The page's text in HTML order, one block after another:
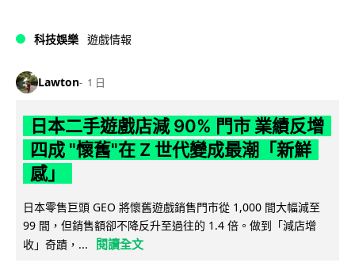
科技娛樂 遊戲情報
Lawton 1 日
日本二手遊戲店減 90% 門市 業績反增
四成 "懷舊"在 Z 世代變成最潮「新鮮
感」
日本零售巨頭 GEO 將懷舊遊戲銷售門市從 1,000 間大幅減至
99 間，但銷售額卻不降反升至過往的 1.4 倍。做到「減店增
收」奇蹟，...
閱讀全文